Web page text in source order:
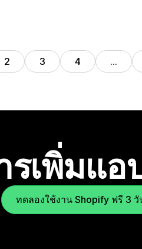
2 3 4 …
รเพิ่มแอ
ทดลองใช้งาน Shopify ฟรี 3 วั